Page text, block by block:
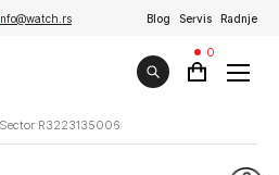
Blog Servis Radnje
0
Sector R3223135006